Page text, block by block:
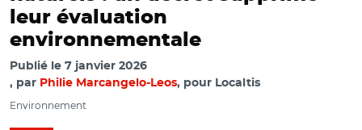
leur évaluation
environnementale
Publié le 7 janvier 2026
par Philie Marcangelo-Leos, pour Localtis
Environnement